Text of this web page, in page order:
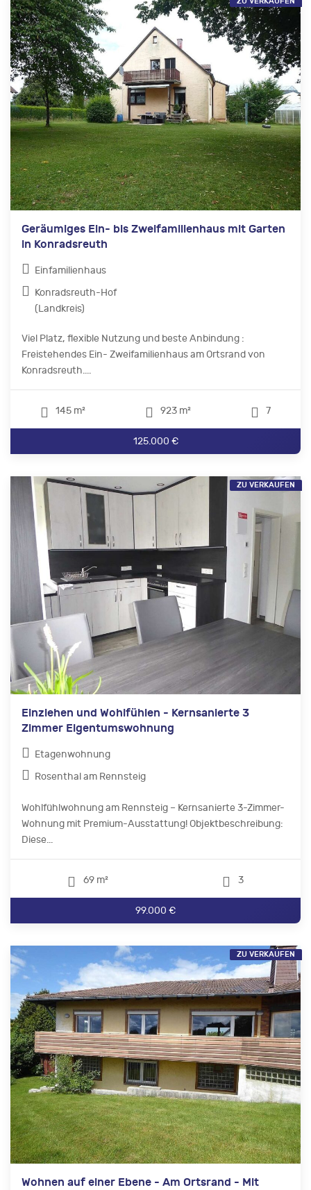
Geräumiges Ein- bis Zweifamilienhaus mit Garten
in Konradsreuth
Einfamilienhaus
Konradsreuth-Hof
(Landkreis)
Viel Platz, flexible Nutzung und beste Anbindung :
Freistehendes Ein- Zweifamilienhaus am Ortsrand von
Konradsreuth....
145 m² 923 m² 7
125.000 €
Einziehen und Wohlfühlen - Kernsanierte 3
Zimmer Eigentumswohnung
Etagenwohnung
Rosenthal am Rennsteig
Wohlfühlwohnung am Rennsteig – Kernsanierte 3-Zimmer-
Wohnung mit Premium-Ausstattung! Objektbeschreibung:
Diese...
69 m² 3
99.000 €
ZU VERKAUFEN
Wohnen auf einer Ebene - Am Ortsrand - Mit
ZU VERKAUFEN